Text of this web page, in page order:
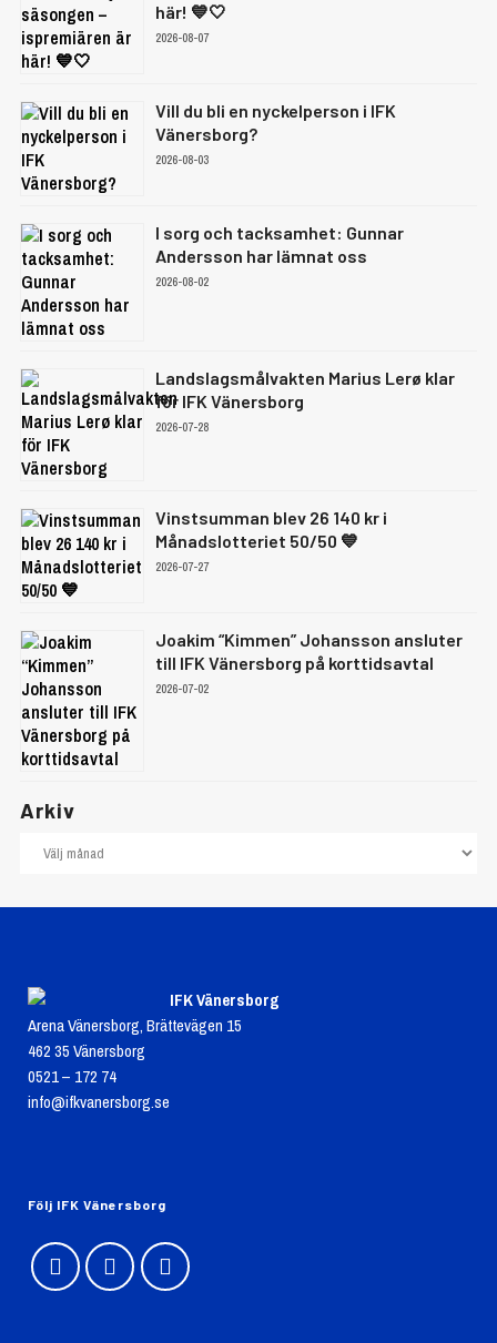
här! 💙🤍
2026-08-07
Vill du bli en nyckelperson i IFK
Vänersborg?
2026-08-03
I sorg och tacksamhet: Gunnar
Andersson har lämnat oss
2026-08-02
Landslagsmålvakten Marius Lerø klar
för IFK Vänersborg
2026-07-28
Vinstsumman blev 26 140 kr i
Månadslotteriet 50/50 💙
2026-07-27
Joakim “Kimmen” Johansson ansluter
till IFK Vänersborg på korttidsavtal
2026-07-02
Arkiv
IFK Vänersborg
Arena Vänersborg, Brättevägen 15
462 35 Vänersborg
0521 – 172 74
info@ifkvanersborg.se
Följ IFK Vänersborg